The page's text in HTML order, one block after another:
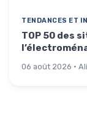
TENDANCES ET
TOP 50 des
06 août 2026 ·